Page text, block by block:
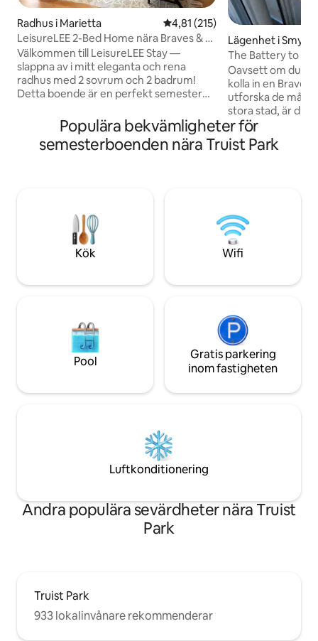
Radhus i Marietta 4,81 av 5 i genomsnittligt
4,81 (215)
LeisureLEE 2-Bed Home nära Braves & 10
min till ATL!
Välkommen till LeisureLEE Stay —
slappna av i mitt eleganta och rena
radhus med 2 sovrum och 2 badrum!
Detta boende är en perfekt semester
lugnt grannskap i Cumberland; detta är
det idealiska läget för att tillbringa tid
efter en dag med att ta in attraktionerna
min Midtown, Buckhead & Downtown atl
– 15-18 min Flygplats – 25 min
Lägenhet i
The Battery to
med 2 sovrum
Oavsett om du
kolla in en
utforska de
stora stad, är du
Truist Park (The
bilen, eller en
Atlanta
med många
Bra shopping och
närheten på
Mall.
Populära bekvämligheter för
semesterboenden nära Truist Park
Kök Wifi
Pool
Gratis parkering
inom fastigheten
Luftkonditionering
Andra populära sevärdheter nära Truist
Park
Truist Park
933 lokalinvånare rekommenderar